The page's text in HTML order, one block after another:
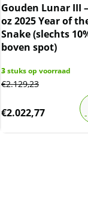
Gouden Lunar III
oz 2025 Year of
Snake (slechts
boven spot)
3stuks op voorraad
€2.129,23
€2.022,77